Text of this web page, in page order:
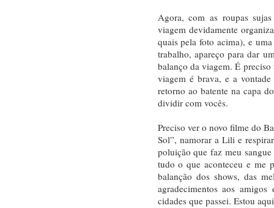
Agora, com as roupas
viagem devidamente
quais pela foto acima), e
trabalho, apareço para dar
balanço da viagem. É
viagem é brava, e a
retorno ao batente na capa
dividir com vocês.
Preciso ver o novo filme do
Sol”, namorar a Lili e
poluição que faz meu
tudo o que aconteceu e me
balanção dos shows, das
agradecimentos aos
cidades que passei. Estou